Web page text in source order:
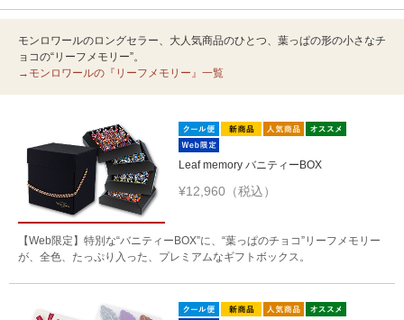
モンロワールのロングセラー、大人気商品のひとつ、葉っぱの形の小さなチ
ョコの“リーフメモリー”。
→モンロワールの『リーフメモリー』一覧
Leaf memory バニティーBOX
¥12,960（税込）
【Web限定】特別な“バニティーBOX”に、“葉っぱのチョコ”リーフメモリー
が、全色、たっぷり入った、プレミアムなギフトボックス。